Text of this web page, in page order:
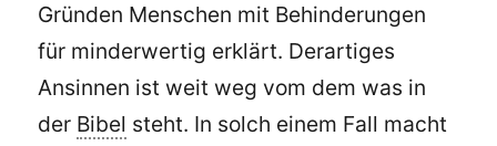
Gründen Menschen mit Behinderungen
für minderwertig erklärt. Derartiges
Ansinnen ist weit weg vom dem was in
der Bibel steht. In solch einem Fall macht